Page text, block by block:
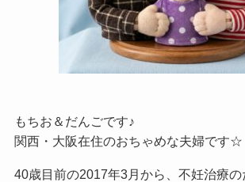
もちお＆だんごです♪
関西・大阪在住のおちゃめな夫婦です☆
40歳目前の2017年3月から、不妊治療の